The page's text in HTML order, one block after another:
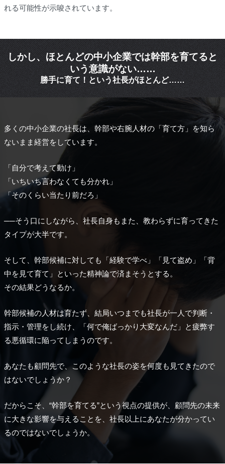
れる可能性が示唆されています。
しかし、ほとんどの中小企業では幹部を育てると
いう意識がない……
勝手に育て！という社長がほとんど……
多くの中小企業の社長は、幹部や右腕人材の「育て方」を知ら
ないまま経営をしています。
「自分で考えて動け」
「いちいち言わなくても分かれ」
「そのくらい当たり前だろ」
──そう口にしながら、社長自身もまた、教わらずに育ってきた
タイプが大半です。
そして、幹部候補に対しても「経験で学べ」「見て盗め」「背
中を見て育て」といった精神論で済まそうとする。
その結果どうなるか。
幹部候補の人材は育たず、結局いつまでも社長が一人で判断・
指示・管理をし続け、「何で俺ばっかり大変なんだ」と疲弊す
る悪循環に陥ってしまうのです。
あなたも顧問先で、このような社長の姿を何度も見てきたので
はないでしょうか？
だからこそ、“幹部を育てる”という視点の提供が、顧問先の未来
に大きな影響を与えることを、社長以上にあなたが分かってい
るのではないでしょうか。